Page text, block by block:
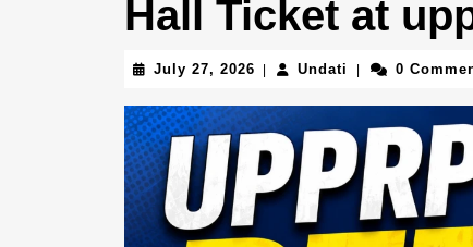
Hall Ticket at
July 27, 2026 July
2026
Undati Undati0